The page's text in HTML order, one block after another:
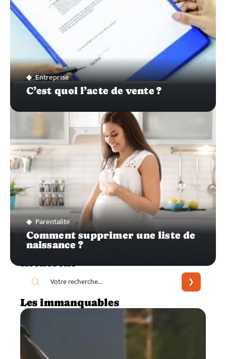
Entreprise
C’est quoi l’acte de vente ?
Parentalité
Comment supprimer une liste de
naissance ?
Recherche
Les immanquables